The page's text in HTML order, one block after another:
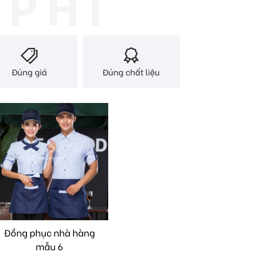
Đúng giá Đúng chất liệu
Đồng phục nhà hàng
mẫu 6